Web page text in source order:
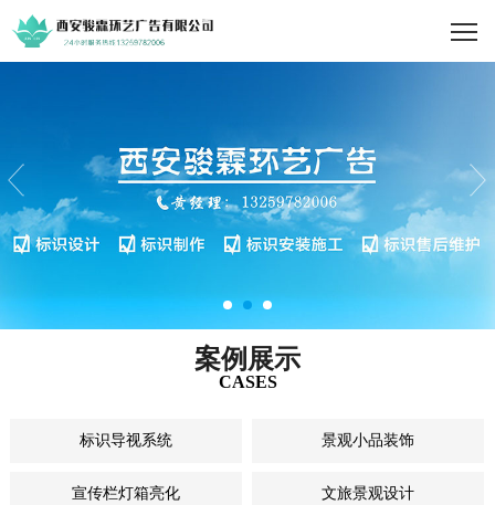
案例展示
CASES
标识导视系统 景观小品装饰
宣传栏灯箱亮化 文旅景观设计